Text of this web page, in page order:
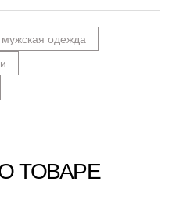
одежда
ТОВАРЕ